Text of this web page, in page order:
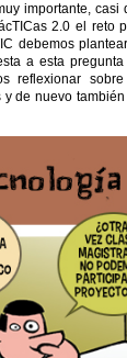
importante,
2.0 el reto
debemos
a esta
reflexionar
de nuevo